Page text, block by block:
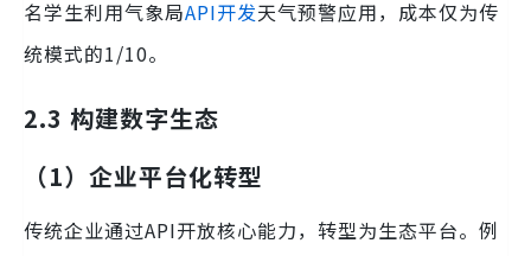
名学生利用气象局API开发天气预警应用，成本仅为传
统模式的1/10。
2.3 构建数字生态
（1）企业平台化转型
传统企业通过API开放核心能力，转型为生态平台。例